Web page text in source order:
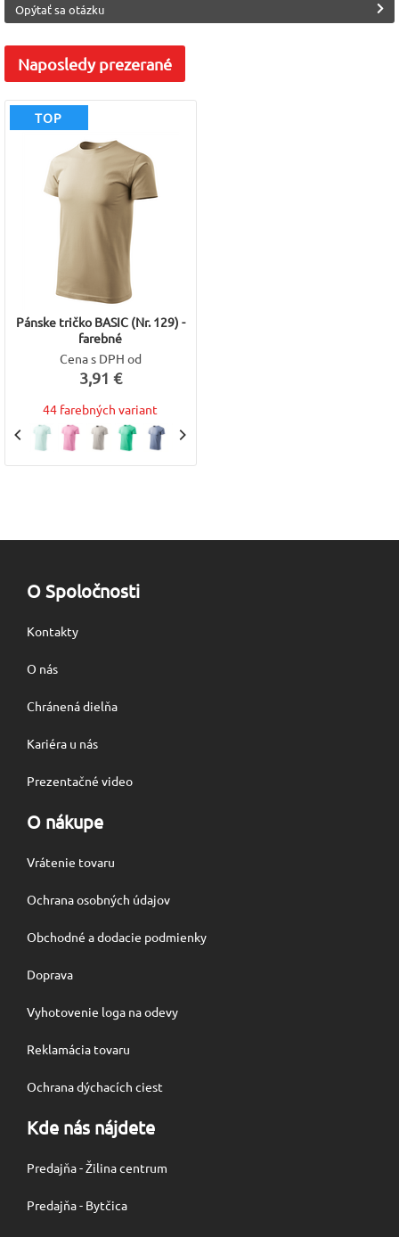
Opýtať sa otázku
Naposledyprezerané
TOP
Pánske tričko BASIC (Nr. 129) -
farebné
Cena s DPH od
3,91 €
44 farebných variant
O Spoločnosti
Kontakty
O nás
Chránená dielňa
Kariéra u nás
Prezentačné video
O nákupe
Vrátenie tovaru
Ochrana osobných údajov
Obchodné a dodacie podmienky
Doprava
Vyhotovenie loga na odevy
Reklamácia tovaru
Ochrana dýchacích ciest
Kde nás nájdete
Predajňa - Žilina centrum
Predajňa - Bytčica